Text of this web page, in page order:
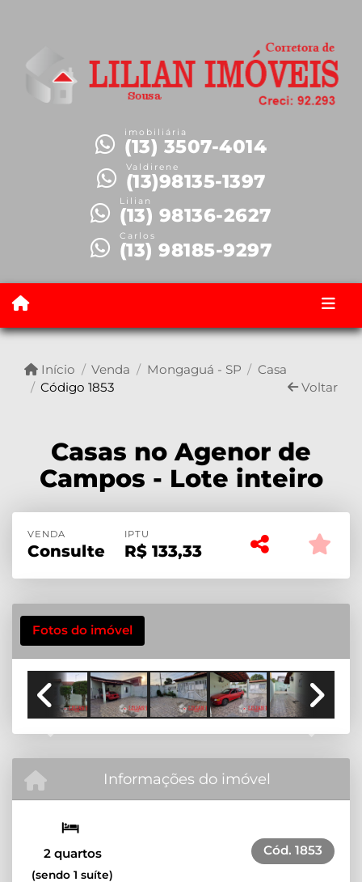
imobiliária
(13) 3507-4014
Valdirene
(13)98135-1397
Lilian
(13) 98136-2627
Carlos
(13) 98185-9297
Início Venda Mongaguá - SP
Casa
Código 1853
Voltar
Casas no Agenor de
Campos - Lote inteiro
VENDA
Consulte
IPTU
R$ 133,33
Fotos do imóvel
Informações do imóvel
2 quartos
(sendo 1 suíte)
Cód. 1853